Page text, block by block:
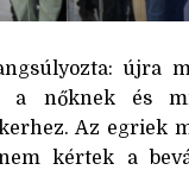
újra
a nőknek és
Az egriek
kértek a